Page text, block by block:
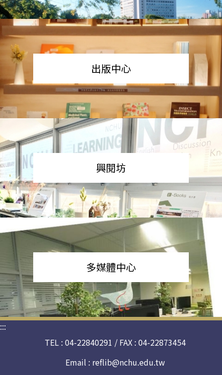
出版中心
興閱坊
多媒體中心
:::
TEL : 04-22840291 / FAX : 04-22873454
Email : reflib@nchu.edu.tw